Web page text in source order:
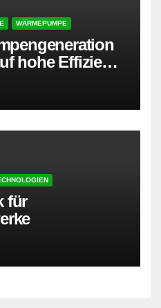
WÄRMEPUMPE
hohe Effizienz
Betrieb
für